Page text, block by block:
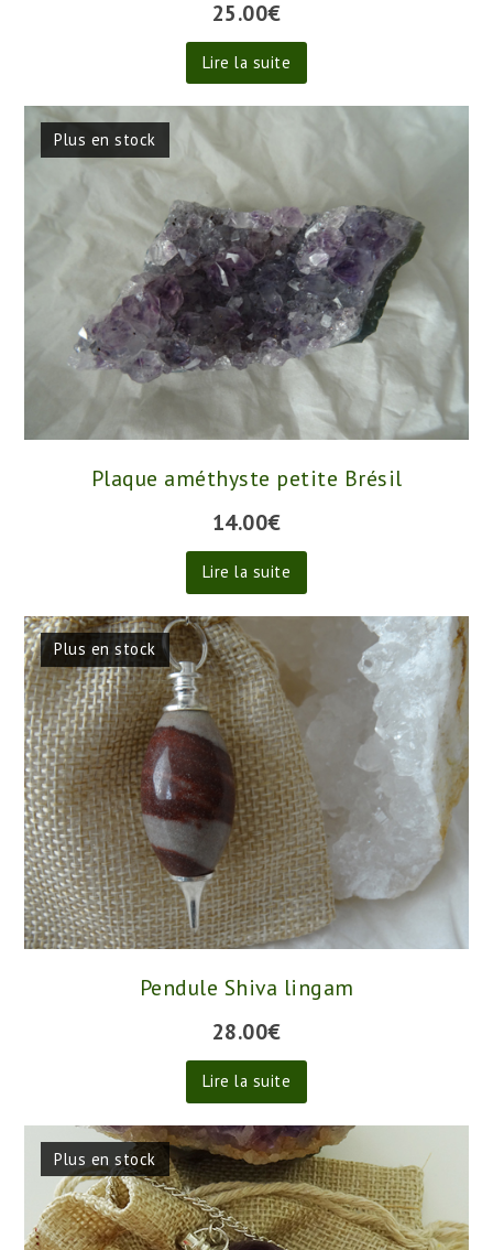
25.00€
Lire la suite
Plus en stock
Plaque améthyste petite Brésil
14.00€
Lire la suite
Plus en stock
Pendule Shiva lingam
28.00€
Lire la suite
Plus en stock